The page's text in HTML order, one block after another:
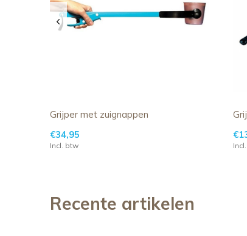
Grijper met zuignappen
€34,95
Incl. btw
Recente artikelen